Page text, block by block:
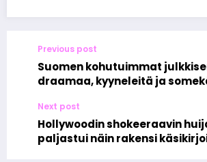
Previous post
Suomen kohutuimmat
draamaa, kyyneleitä ja
Next post
Hollywoodin shokeeraavin
paljastui näin rakensi